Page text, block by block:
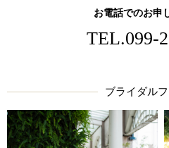
お電話でのお申
TEL.099-
ブライダル